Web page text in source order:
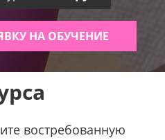
НА ОБУЧЕНИЕ
востребованную